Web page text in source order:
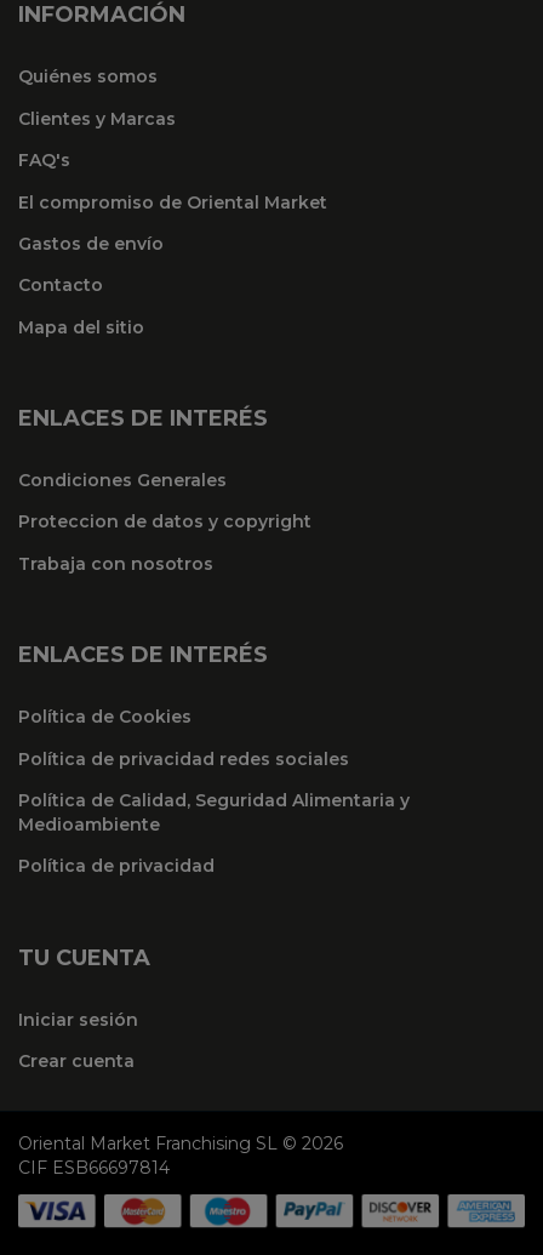
INFORMACIÓN
Quiénes somos
Clientes y Marcas
FAQ's
El compromiso de Oriental Market
Gastos de envío
Contacto
Mapa del sitio
ENLACES DE INTERÉS
Condiciones Generales
Proteccion de datos y copyright
Trabaja con nosotros
ENLACES DE INTERÉS
Política de Cookies
Política de privacidad redes sociales
Política de Calidad, Seguridad Alimentaria y
Medioambiente
Política de privacidad
TU CUENTA
Iniciar sesión
Crear cuenta
Oriental Market Franchising SL © 2026
CIF ESB66697814